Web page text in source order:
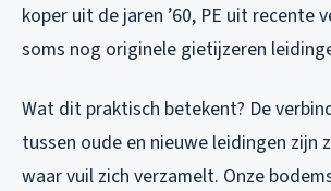
koper uit de jaren ’60, PE uit recente
soms nog originele gietijzeren
Wat dit praktisch betekent? De
tussen oude en nieuwe leidingen zijn
waar vuil zich verzamelt. Onze